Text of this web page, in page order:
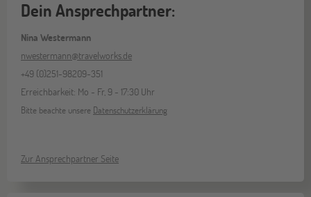
Dein Ansprechpartner:
Nina Westermann
nwestermann@travelworks.de
+49 (0)251-98209-351
Erreichbarkeit: Mo - Fr, 9 - 17:30 Uhr
Bitte beachte unsere Datenschutzerklärung
Zur Ansprechpartner Seite